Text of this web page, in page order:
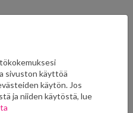
sivuston käyttöä
käytön. Jos
ja niiden käytöstä, lue